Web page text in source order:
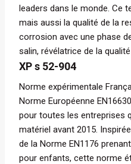
leaders dans le monde. Ce
mais aussi la qualité de la
corrosion avec une phase
salin, révélatrice de la
XP s 52-904
Norme expérimentale
Norme Européenne
pour toutes les entreprises
matériel avant 2015.
de la Norme EN1176
pour enfants, cette norme